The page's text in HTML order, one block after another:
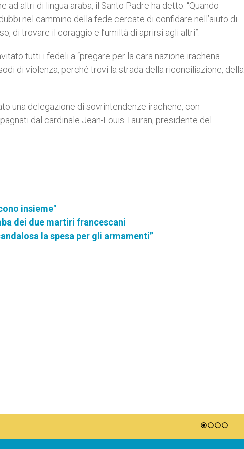
altri di lingua araba, il Santo Padre ha detto: “Quando
nel cammino della fede cercate di confidare nell’aiuto di
di trovare il coraggio e l’umiltà di aprirsi agli altri”.
tutti i fedeli a “pregare per la cara nazione irachena
di violenza, perché trovi la strada della riconciliazione, della
una delegazione di sovrintendenze irachene, con
dal cardinale Jean-Louis Tauran, presidente del
insieme"
dei due martiri francescani
la spesa per gli armamenti”